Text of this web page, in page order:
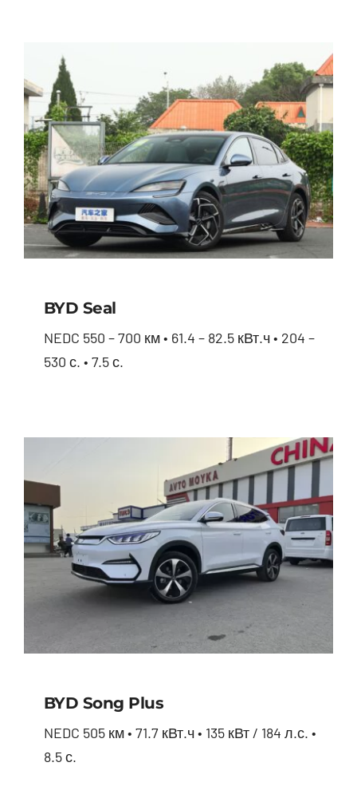
BYD Seal
NEDC 550 – 700 км • 61.4 – 82.5 кВт.ч • 204 –
530 с. • 7.5 с.
BYD Song Plus
NEDC 505 км • 71.7 кВт.ч • 135 кВт / 184 л.с. •
8.5 с.